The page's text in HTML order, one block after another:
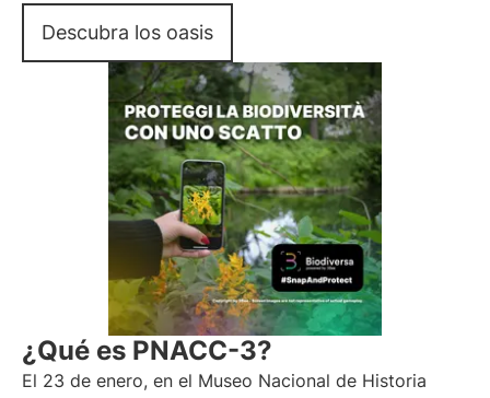
Descubra los oasis
¿Qué es PNACC-3?
El 23 de enero, en el Museo Nacional de Historia